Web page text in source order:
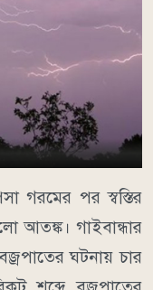
গরমের পর স্বস্তির
আতঙ্ক। গাইবান্ধার
ঘটনায় চার